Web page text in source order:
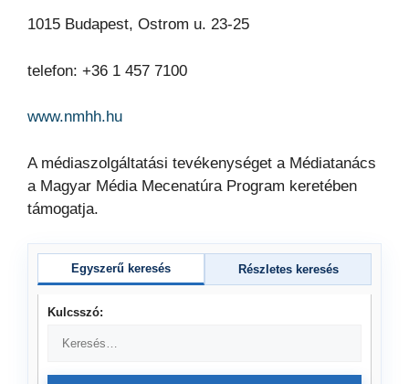
1015 Budapest, Ostrom u. 23-25
telefon: +36 1 457 7100
www.nmhh.hu
A médiaszolgáltatási tevékenységet a Médiatanács
a Magyar Média Mecenatúra Program keretében
támogatja.
Egyszerű keresés Részletes keresés
Kulcsszó: